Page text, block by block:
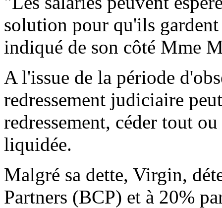
solution pour qu'ils
indiqué de son côté Mme
A l'issue de la période
redressement judiciaire
redressement, céder tout
liquidée.
Malgré sa dette, Virgin,
Partners (BCP) et à 20%